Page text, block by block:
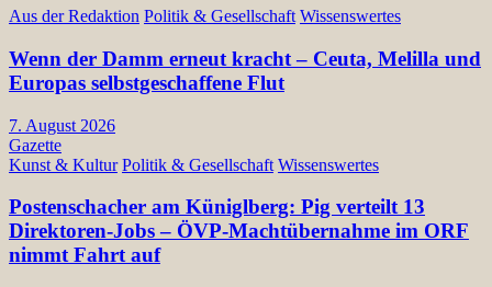
Aus der Redaktion Politik & Gesellschaft Wissenswertes
Wenn der Damm erneut kracht – Ceuta, Melilla und
Europas selbstgeschaffene Flut
7. August 2026
Gazette
Kunst & Kultur Politik & Gesellschaft Wissenswertes
Postenschacher am Küniglberg: Pig verteilt 13
Direktoren-Jobs – ÖVP-Machtübernahme im ORF
nimmt Fahrt auf